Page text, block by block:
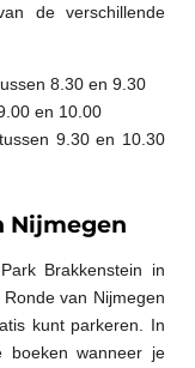
de verschillende
8.30 en 9.30
en 10.00
9.30 en 10.30
Nijmegen
Brakkenstein in
van Nijmegen
kunt parkeren. In
boeken wanneer je